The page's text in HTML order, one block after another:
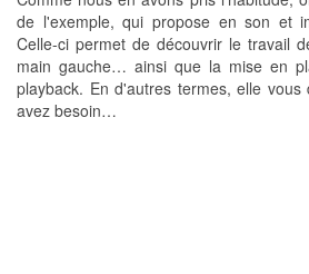
de l'exemple, qui propose en son et
Celle-ci permet de découvrir le travail
main gauche… ainsi que la mise en
playback. En d'autres termes, elle
avez besoin…